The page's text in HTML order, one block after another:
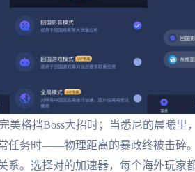
美格挡Boss大招时；当悉尼的晨曦里
任务时——物理距离的暴政终被击碎
系。选择对的加速器，每个海外玩家